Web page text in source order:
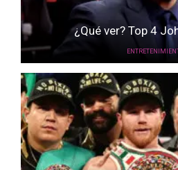
¿Qué ver? Top 4